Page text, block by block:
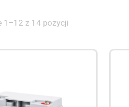
1–12 z 14 pozycji